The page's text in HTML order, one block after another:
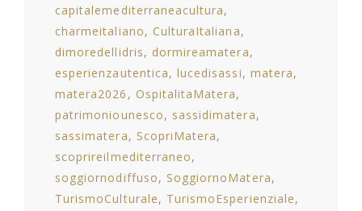
capitalemediterraneacultura
charmeitaliano
CulturaItaliana
dimoredellidris
dormireamatera
esperienzautentica
lucedisassi
matera
matera2026
OspitalitaMatera
patrimoniounesco
sassidimatera
sassimatera
ScopriMatera
scoprireilmediterraneo
soggiornodiffuso
SoggiornoMatera
TurismoCulturale
TurismoEsperienziale